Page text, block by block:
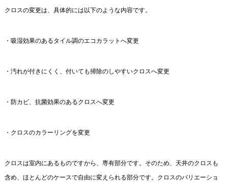
クロスの変更は、具体的には以下のような内容です。
・吸湿効果のあるタイル調のエコカラットへ変更
・汚れが付きにくく、付いても掃除のしやすいクロスへ変更
・防カビ、抗菌効果のあるクロスへ変更
・クロスのカラーリングを変更
クロスは室内にあるものですから、専有部分です。そのため、天井のクロスも
含め、ほとんどのケースで自由に変えられる部分です。クロスのバリエーショ